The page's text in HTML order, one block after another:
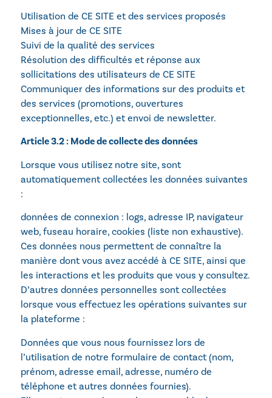
Utilisation de CE SITE et des services proposés
Mises à jour de CE SITE
Suivi de la qualité des services
Résolution des difficultés et réponse aux
sollicitations des utilisateurs de CE SITE
Communiquer des informations sur des produits et
des services (promotions, ouvertures
exceptionnelles, etc.) et envoi de newsletter.
Article 3.2 : Mode de collecte des données
Lorsque vous utilisez notre site, sont
automatiquement collectées les données suivantes
:
données de connexion : logs, adresse IP, navigateur
web, fuseau horaire, cookies (liste non exhaustive).
Ces données nous permettent de connaître la
manière dont vous avez accédé à CE SITE, ainsi que
les interactions et les produits que vous y consultez.
D’autres données personnelles sont collectées
lorsque vous effectuez les opérations suivantes sur
la plateforme :
Données que vous nous fournissez lors de
l’utilisation de notre formulaire de contact (nom,
prénom, adresse email, adresse, numéro de
téléphone et autres données fournies).